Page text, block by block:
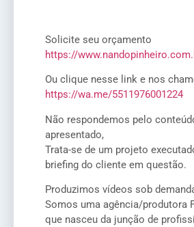
Solicite seu orçamento
https://
Ou clique nesse link e nos
https://wa.me/5511976001224
Não respondemos pelo
apresentado,
Trata-se de um projeto
briefing do cliente em questão.
Produzimos vídeos sob
Somos uma agência/produtora
que nasceu da junção de